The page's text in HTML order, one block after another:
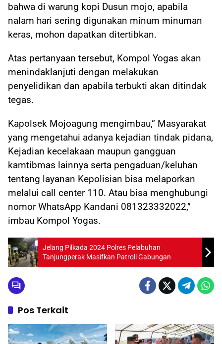
bahwa di warung kopi Dusun mojo, apabila
nalam hari sering digunakan minum minuman
keras, mohon dapatkan ditertibkan.
Atas pertanyaan tersebut, Kompol Yogas akan
menindaklanjuti dengan melakukan
penyelidikan dan apabila terbukti akan ditindak
tegas.
Kapolsek Mojoagung mengimbau,” Masyarakat
yang mengetahui adanya kejadian tindak pidana,
Kejadian kecelakaan maupun gangguan
kamtibmas lainnya serta pengaduan/keluhan
tentang layanan Kepolisian bisa melaporkan
melalui call center 110. Atau bisa menghubungi
nomor WhatsApp Kandani 081323332022,”
imbau Kompol Yogas.
Jelang Pilkada 2024 Polres Pelabuhan
Tanjungperak Masifkan Patroli Gabungan
Pos Terkait